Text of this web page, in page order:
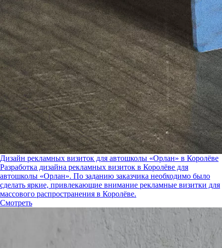
Дизайн рекламных визиток для автошколы «Орлан» в Королёве
Разработка дизайна рекламных визиток в Королёве для
автошколы «Орлан». По заданию заказчика необходимо было
сделать яркие, привлекающие внимание рекламные визитки для
массового распространения в Королёве.
Смотреть